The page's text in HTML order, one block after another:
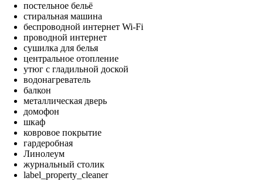
постельное бельё
стиральная машина
беспроводной интернет Wi-Fi
проводной интернет
сушилка для белья
центральное отопление
утюг с гладильной доской
водонагреватель
балкон
металлическая дверь
домофон
шкаф
ковровое покрытие
гардеробная
Линолеум
журнальный столик
label_property_cleaner